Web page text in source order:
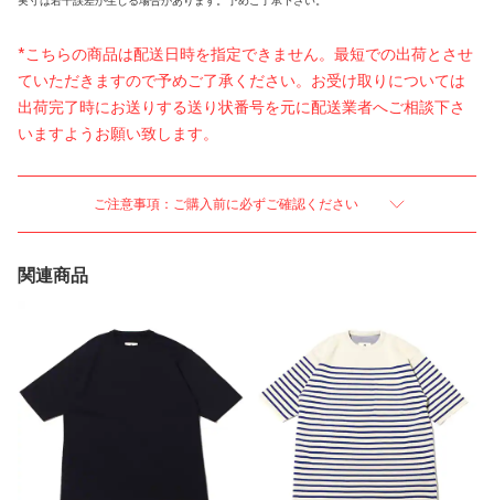
*こちらの商品は配送日時を指定できません。最短での出荷とさせ
ていただきますので予めご了承ください。お受け取りについては
出荷完了時にお送りする送り状番号を元に配送業者へご相談下さ
いますようお願い致します。
ご注意事項：ご購入前に必ずご確認ください
関連商品